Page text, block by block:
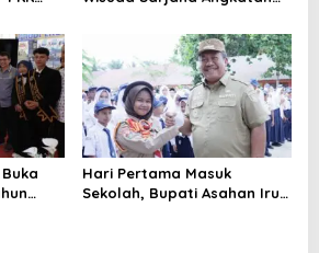
Hari Pertama Masuk
Sekolah, Bupati Asahan Irup